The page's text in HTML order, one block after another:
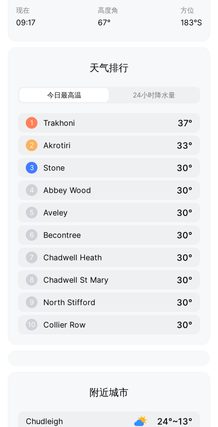
现在
09:17
高度角
67°
方位
183°S
天气排行
今日最高温 24小时降水量
1 Trakhoni 37°
2 Akrotiri 33°
3 Stone 30°
4 Abbey Wood 30°
5 Aveley 30°
6 Becontree 30°
7 Chadwell Heath 30°
8 Chadwell St Mary 30°
9 North Stifford 30°
10 Collier Row 30°
附近城市
Chudleigh 24°~13°